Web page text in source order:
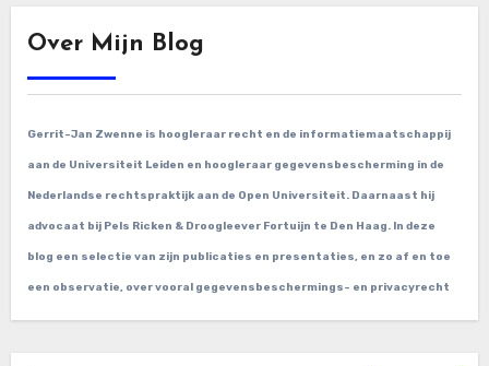
Over Mijn Blog
Gerrit-Jan Zwenne is hoogleraar recht en de informatiemaatschappij
aan de Universiteit Leiden en hoogleraar gegevensbescherming in de
Nederlandse rechtspraktijk aan de Open Universiteit. Daarnaast hij
advocaat bij Pels Ricken & Droogleever Fortuijn te Den Haag. In deze
blog een selectie van zijn publicaties en presentaties, en zo af en toe
een observatie, over vooral gegevensbeschermings- en privacyrecht